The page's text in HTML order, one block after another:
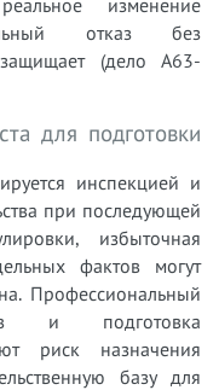
отказ без
(дело А63-
для подготовки
инспекцией и
при последующей
избыточная
фактов могут
Профессиональный
и подготовка
риск назначения
базу для